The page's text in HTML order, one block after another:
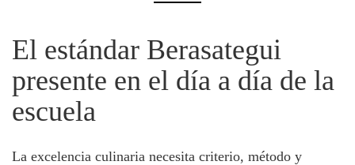
El estándar Berasategui
presente en el día a día de la
escuela
La excelencia culinaria necesita criterio, método y